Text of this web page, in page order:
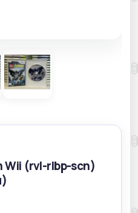
Wii (rvl-rlbp-scn)